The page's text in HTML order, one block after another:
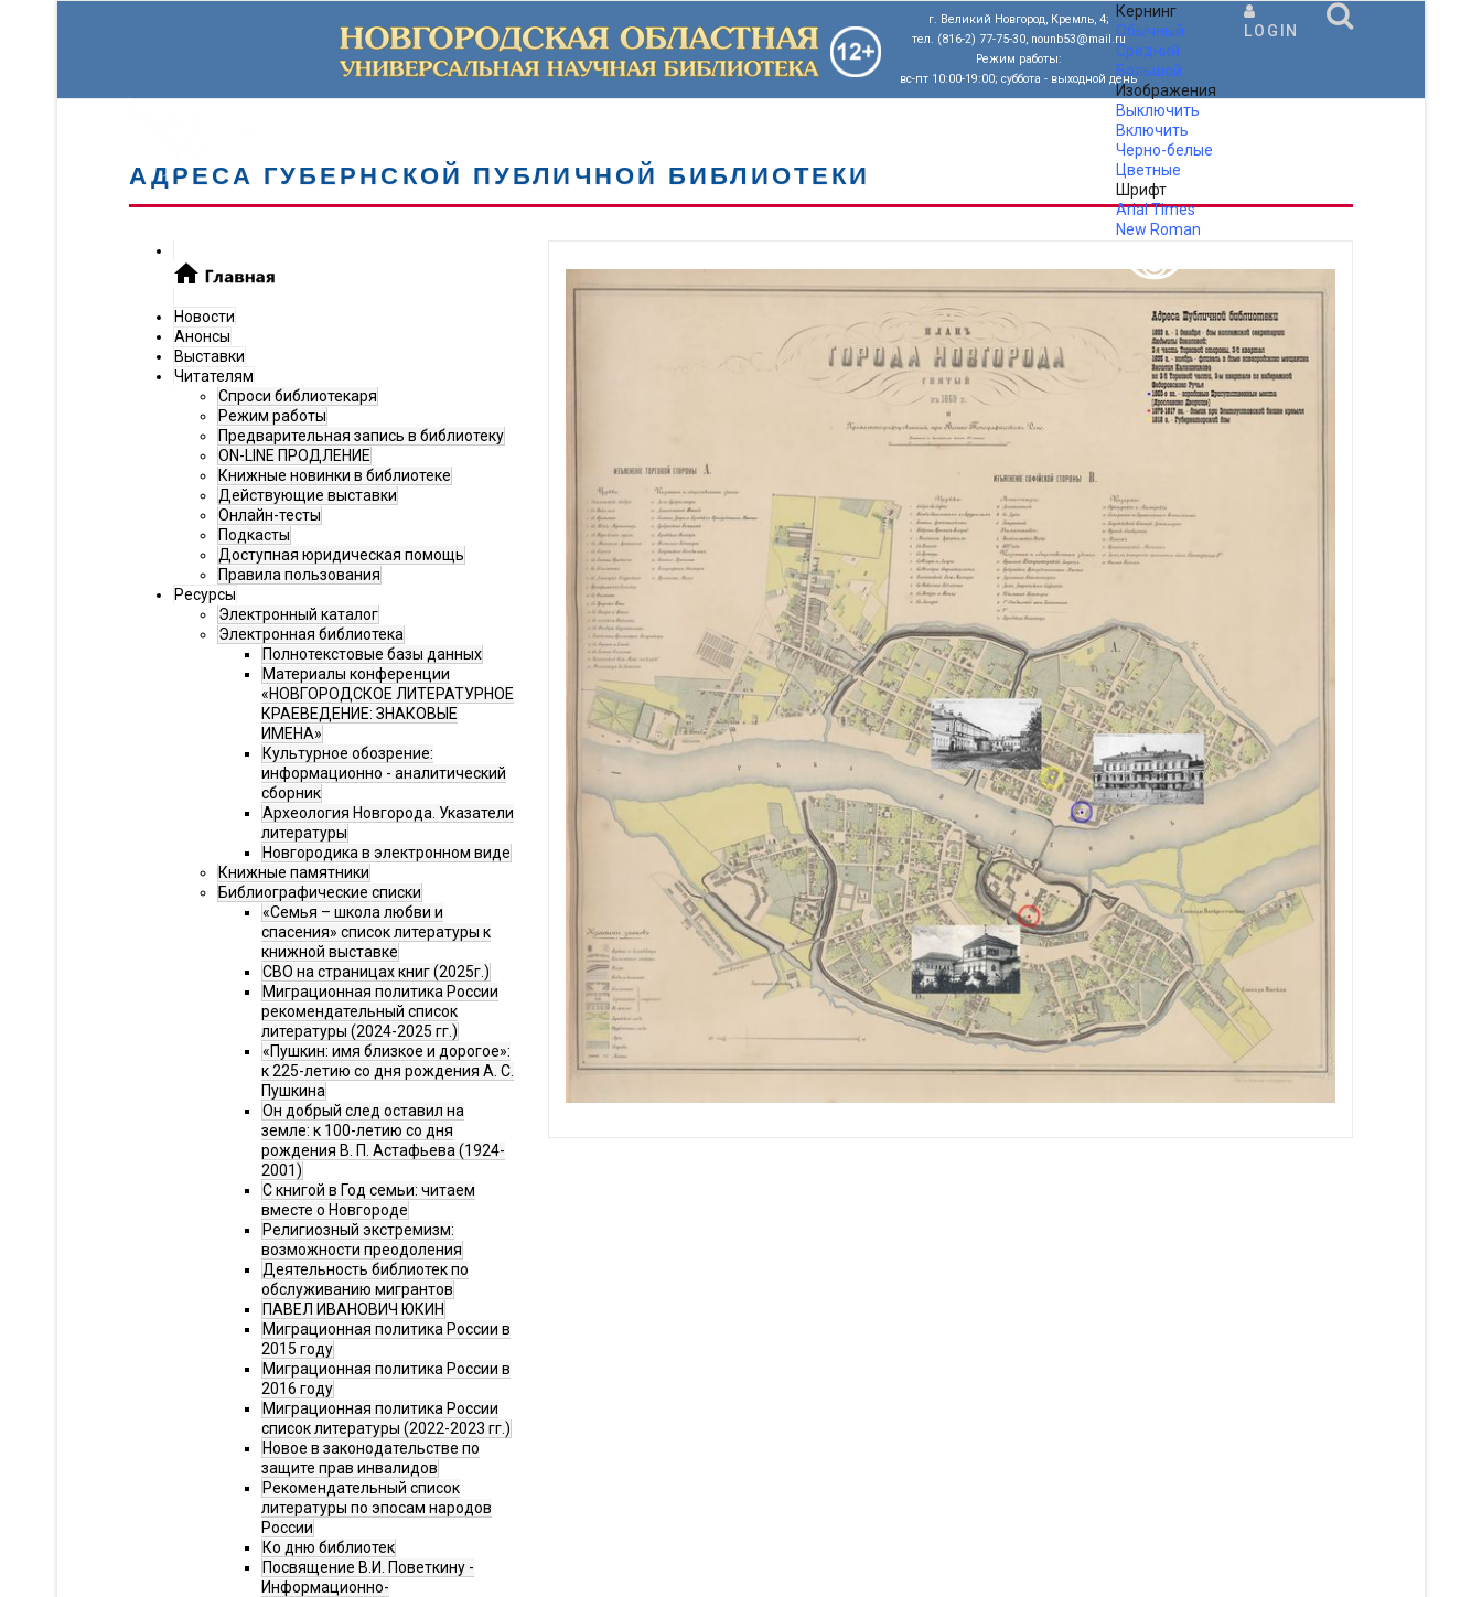
г. Великий Новгород, Кремль, 4;
тел. (816-2) 77-75-30, nounb53@mail.ru
Режим работы:
вс-пт 10:00-19:00; суббота - выходной день
Кернинг
Обычный
Средний
Большой
Изображения
Выключить
Включить
Черно-белые
Цветные
Шрифт
ArialTimes
New Roman
LOGIN
АДРЕСА ГУБЕРНСКОЙ ПУБЛИЧНОЙ БИБЛИОТЕКИ
Новости
Анонсы
Выставки
Читателям
Спроси библиотекаря
Режим работы
Предварительная запись в библиотеку
ON-LINE ПРОДЛЕНИЕ
Книжные новинки в библиотеке
Действующие выставки
Онлайн-тесты
Подкасты
Доступная юридическая помощь
Правила пользования
Ресурсы
Электронный каталог
Электронная библиотека
Полнотекстовые базы данных
Материалы конференции
«НОВГОРОДСКОЕ ЛИТЕРАТУРНОЕ
КРАЕВЕДЕНИЕ: ЗНАКОВЫЕ
ИМЕНА»
Культурное обозрение:
информационно - аналитический
сборник
Археология Новгорода. Указатели
литературы
Новгородика в электронном виде
Книжные памятники
Библиографические списки
«Семья – школа любви и
спасения» список литературы к
книжной выставке
СВО на страницах книг (2025г.)
Миграционная политика России
рекомендательный список
литературы (2024-2025 гг.)
«Пушкин: имя близкое и дорогое»:
к 225-летию со дня рождения А. С.
Пушкина
Он добрый след оставил на
земле: к 100-летию со дня
рождения В. П. Астафьева (1924-
2001)
С книгой в Год семьи: читаем
вместе о Новгороде
Религиозный экстремизм:
возможности преодоления
Деятельность библиотек по
обслуживанию мигрантов
ПАВЕЛ ИВАНОВИЧ ЮКИН
Миграционная политика России в
2015 году
Миграционная политика России в
2016 году
Миграционная политика России
список литературы (2022-2023 гг.)
Новое в законодательстве по
защите прав инвалидов
Рекомендательный список
литературы по эпосам народов
России
Ко дню библиотек
Посвящение В.И. Поветкину -
Информационно-